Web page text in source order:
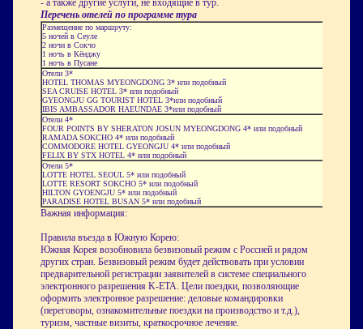
- а также другие услуги, не входящие в тур.
Перечень отелей по программе тура
Размещение по маршруту:
5 ночей в Сеуле
2 ночи в Сокчо
1 ночь в Кёнджу
1 ночь в Пусане
Отели 3*
HOTEL THOMAS MYEONGDONG 3* или подобный
SEA CRUISE HOTEL 3* или подобный
GYEONGJU GG TOURIST HOTEL 3*или подобный
IBIS AMBASSADOR HAEUNDAE 3*или подобный
Отели 4*
FOUR POINTS BY SHERATON JOSUN MYEONGDONG 4* или подобный
RAMADA SOKCHO 4* или подобный
COMMODORE HOTEL GYEONGJU 4* или подобный
FELIX BY STX HOTEL 4* или подобный
Отели 5*
LOTTE HOTEL SEOUL 5* или подобный
LOTTE RESORT SOKCHO 5* или подобный
HILTON GYOENGJU 5* или подобный
PARADISE HOTEL BUSAN 5* или подобный
Важная информация:
Правила въезда в Южную Корею:
Южная Корея возобновила безвизовый режим с Россией и рядом
других стран. Безвизовый режим будет действовать при условии
предварительной регистрации заявителей в системе специального
электронного разрешения K-ETA. Цели поездки, позволяющие
оформить электронное разрешение: деловые командировки
(переговоры, ознакомительные поездки на производство и т.д.),
туризм, частные визиты, краткосрочное лечение.